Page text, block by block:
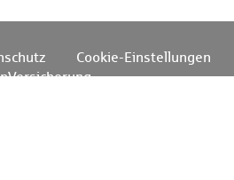
Cookie-Einstellungen